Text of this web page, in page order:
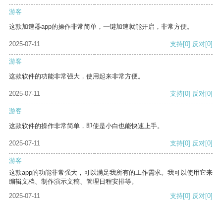
游客
这款加速器app的操作非常简单，一键加速就能开启，非常方便。
2025-07-11 支持[0] 反对[0]
游客
这款软件的功能非常强大，使用起来非常方便。
2025-07-11 支持[0] 反对[0]
游客
这款软件的操作非常简单，即使是小白也能快速上手。
2025-07-11 支持[0] 反对[0]
游客
这款app的功能非常强大，可以满足我所有的工作需求。我可以使用它来
编辑文档、制作演示文稿、管理日程安排等。
2025-07-11
支持[0] 反对[0]